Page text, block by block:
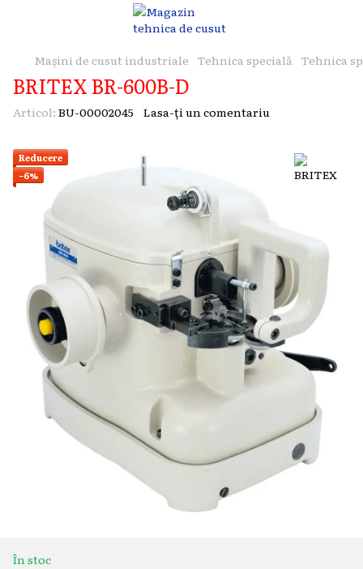
Mașini de cusut industriale Tehnica specială Tehnica
BRITEX BR-600B-D
Articol: BU-00002045 Lasa-ți un comentariu
Reducere
−6%
În stoc